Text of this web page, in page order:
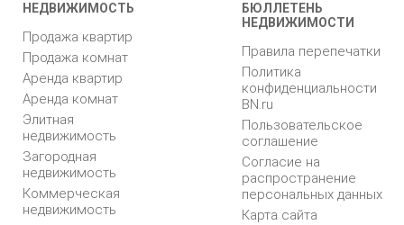
НЕДВИЖИМОСТЬ
Продажа квартир
Продажа комнат
Аренда квартир
Аренда комнат
Элитная
недвижимость
Загородная
недвижимость
Коммерческая
недвижимость
БЮЛЛЕТЕНЬ
НЕДВИЖИМОСТИ
Правила перепечатки
Политика
конфиденциальности
BN.ru
Пользовательское
соглашение
Согласие на
распространение
персональных данных
Карта сайта